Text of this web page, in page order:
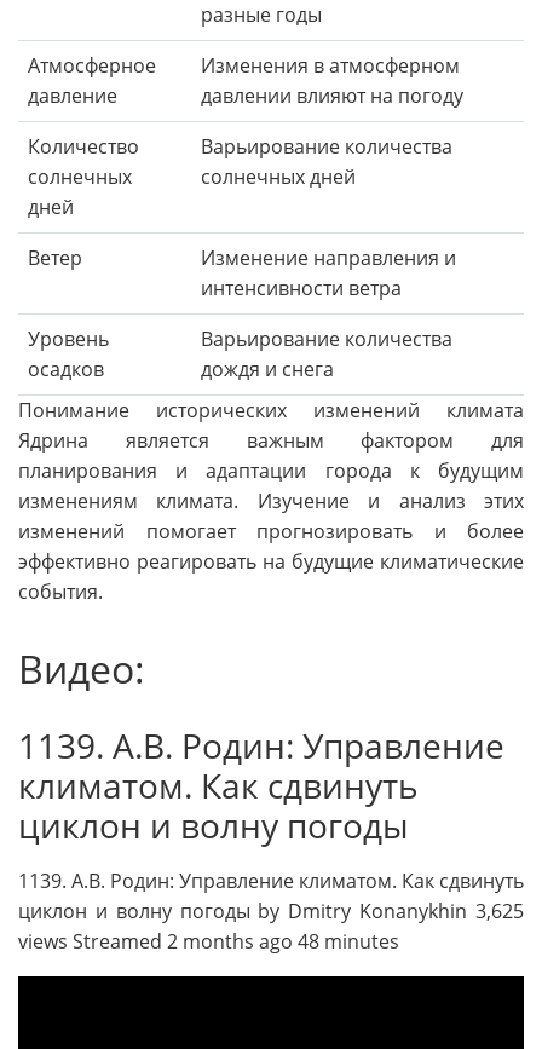
разные годы
Атмосферное
давление
Изменения в атмосферном
давлении влияют на погоду
Количество
солнечных
дней
Варьирование количества
солнечных дней
Ветер
Изменение направления и
интенсивности ветра
Уровень
осадков
Варьирование количества
дождя и снега
Понимание исторических изменений климата
Ядрина является важным фактором для
планирования и адаптации города к будущим
изменениям климата. Изучение и анализ этих
изменений помогает прогнозировать и более
эффективно реагировать на будущие климатические
события.
Видео:
1139. А.В. Родин: Управление
климатом. Как сдвинуть
циклон и волну погоды
1139. А.В. Родин: Управление климатом. Как сдвинуть
циклон и волну погоды by Dmitry Konanykhin 3,625
views Streamed 2 months ago 48 minutes